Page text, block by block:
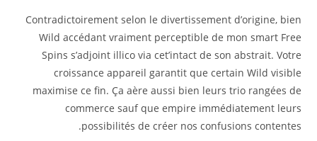
Contradictoirement selon le divertissement d’origine, bien
Wild accédant vraiment perceptible de mon smart Free
Spins s’adjoint illico via cet’intact de son abstrait. Votre
croissance appareil garantit que certain Wild visible
maximise ce fin. Ça aère aussi bien leurs trio rangées de
commerce sauf que empire immédiatement leurs
possibilités de créer nos confusions contentes.